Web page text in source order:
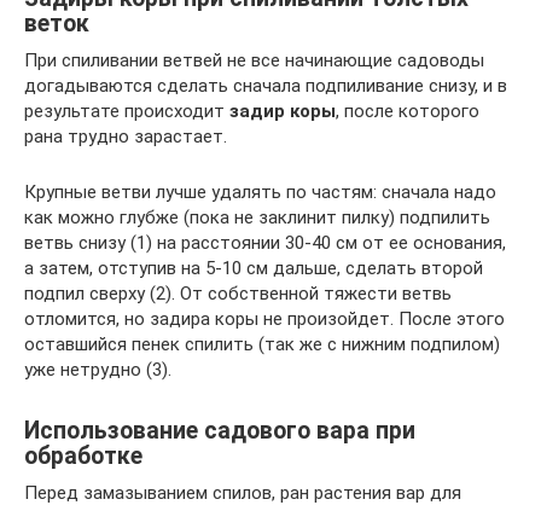
веток
При спиливании ветвей не все начинающие садоводы
догадываются сделать сначала подпиливание снизу, и в
результате происходит задир коры, после которого
рана трудно зарастает.
Крупные ветви лучше удалять по частям: сначала надо
как можно глубже (пока не заклинит пилку) подпилить
ветвь снизу (1) на расстоянии 30-40 см от ее основания,
а затем, отступив на 5-10 см дальше, сделать второй
подпил сверху (2). От собственной тяжести ветвь
отломится, но задира коры не произойдет. После этого
оставшийся пенек спилить (так же с нижним подпилом)
уже нетрудно (3).
Использование садового вара при
обработке
Перед замазыванием спилов, ран растения вар для